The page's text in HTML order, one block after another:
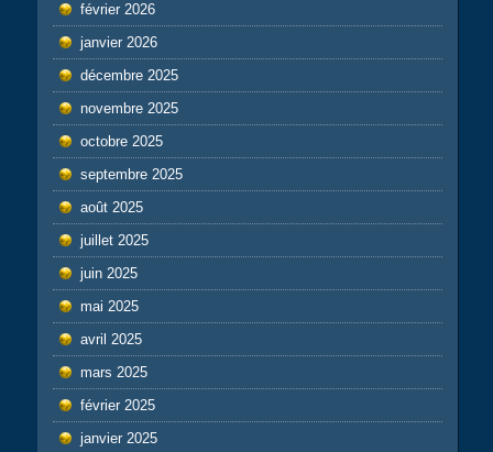
février 2026
janvier 2026
décembre 2025
novembre 2025
octobre 2025
septembre 2025
août 2025
juillet 2025
juin 2025
mai 2025
avril 2025
mars 2025
février 2025
janvier 2025